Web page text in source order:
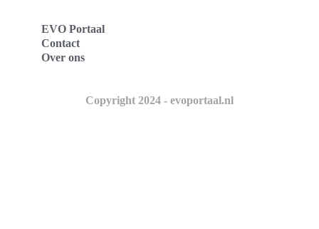
EVO Portaal
Contact
Over ons
Copyright 2024 - evoportaal.nl